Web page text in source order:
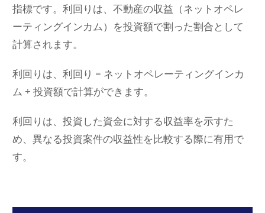
指標です。利回りは、不動産の収益（ネットオペレ
ーティングインカム）を投資額で割った割合として
計算されます。
利回りは、利回り = ネットオペレーティングインカ
ム ÷ 投資額で計算ができます。
利回りは、投資した資金に対する収益率を示すた
め、異なる投資案件の収益性を比較する際に有用で
す。